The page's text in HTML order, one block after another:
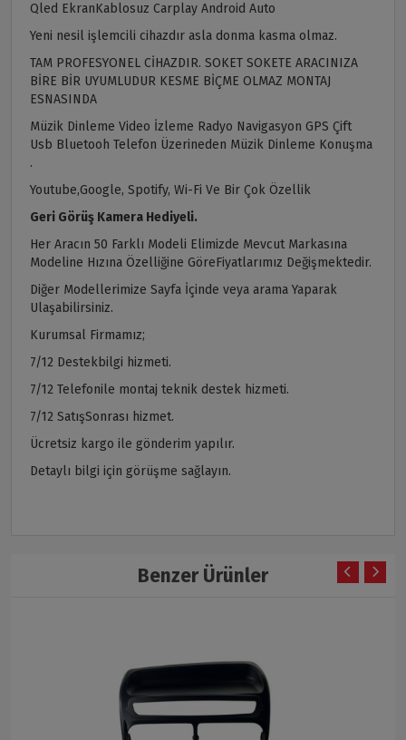
Qled EkranKablosuz Carplay Android Auto
Yeni nesil işlemcili cihazdır asla donma kasma olmaz.
TAM PROFESYONEL CİHAZDIR. SOKET SOKETE ARACINIZA
BİRE BİR UYUMLUDUR KESME BİÇME OLMAZ MONTAJ
ESNASINDA
Müzik Dinleme Video İzleme Radyo Navigasyon GPS Çift
Usb Bluetooh Telefon Üzerineden Müzik Dinleme Konuşma
.
Youtube,Google, Spotify, Wi-Fi Ve Bir Çok Özellik
Geri Görüş Kamera Hediyeli.
Her Aracın 50 Farklı Modeli Elimizde Mevcut Markasına
Modeline Hızına Özelliğine GöreFiyatlarımız Değişmektedir.
Diğer Modellerimize Sayfa İçinde veya arama Yaparak
Ulaşabilirsiniz.
Kurumsal Firmamız;
7/12 Destekbilgi hizmeti.
7/12 Telefonile montaj teknik destek hizmeti.
7/12 SatışSonrası hizmet.
Ücretsiz kargo ile gönderim yapılır.
Detaylı bilgi için görüşme sağlayın.
Benzer Ürünler